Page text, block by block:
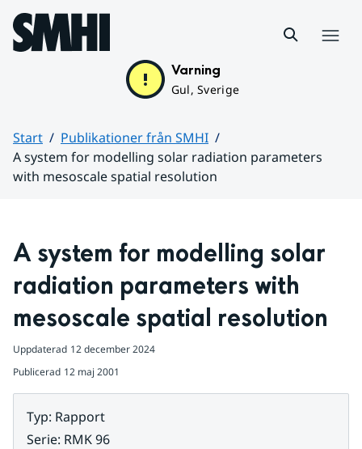
Hoppa till sidans innehåll
Varning
Gul, Sverige
Start
Publikationer från SMHI
A system for modelling solar radiation parameters
with mesoscale spatial resolution
A system for modelling solar
radiation parameters with
mesoscale spatial resolution
Uppdaterad 12 december 2024
Publicerad 12 maj 2001
Typ: Rapport
Serie: RMK 96